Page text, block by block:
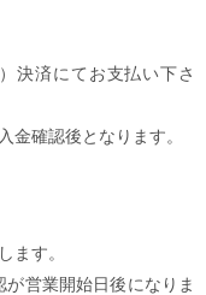
決済にてお支払い下さ
金確認後となります。
ます。
営業開始日後になりま